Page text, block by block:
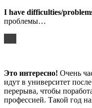
I have difficulties/
проблемы…
Это интересно! Очень
идут в университет
перерыва, чтобы
профессией. Такой год